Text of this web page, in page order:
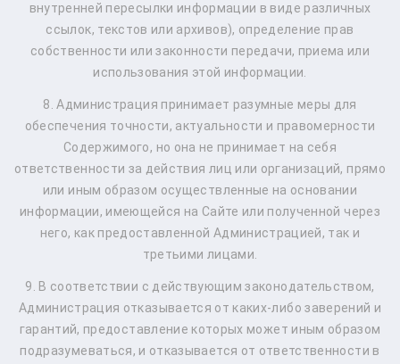
внутренней пересылки информации в виде различных
ссылок, текстов или архивов), определение прав
собственности или законности передачи, приема или
использования этой информации.
8. Администрация принимает разумные меры для
обеспечения точности, актуальности и правомерности
Содержимого, но она не принимает на себя
ответственности за действия лиц или организаций, прямо
или иным образом осуществленные на основании
информации, имеющейся на Сайте или полученной через
него, как предоставленной Администрацией, так и
третьими лицами.
9. В соответствии с действующим законодательством,
Администрация отказывается от каких-либо заверений и
гарантий, предоставление которых может иным образом
подразумеваться, и отказывается от ответственности в